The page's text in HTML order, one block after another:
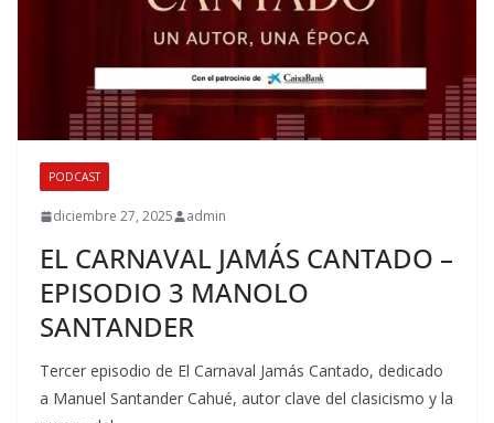
PODCAST
diciembre 27, 2025 admin
EL CARNAVAL JAMÁS CANTADO –
EPISODIO 3 MANOLO
SANTANDER
Tercer episodio de El Carnaval Jamás Cantado, dedicado
a Manuel Santander Cahué, autor clave del clasicismo y la